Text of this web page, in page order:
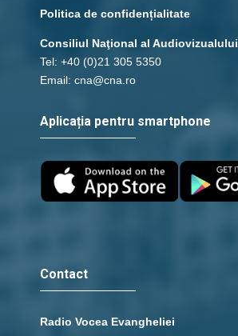
Politica de confidențialitate
Consiliul Naţional al Audiovizualului
Tel: +40 (0)21 305 5350
Email: cna@cna.ro
Aplicația pentru smartphone
Contact
Radio Vocea Evangheliei